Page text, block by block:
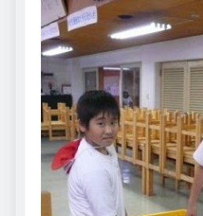
Can
And How to
7 Năm Ago
How Often
Groom My
7 Năm Ago